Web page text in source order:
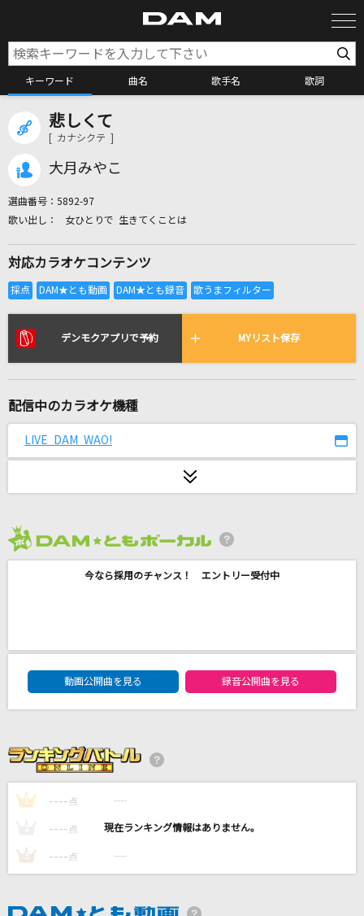
キーワード 曲名 歌手名 歌詞
全国りれき
リアルタイムで歌われている曲の一覧
ダウンタイム
足りないハートビート
bloodYhell.
ALICE(アリス)
星獣戦隊ギンガマン
[生音]すき
悲しくて
[ カナシクテ ]
大月みやこ
選曲番号： 5892-97
女ひとりで 生きてくことは
対応カラオケコンテンツ
デンモクアプリで予約 MYリスト保存
配信中のカラオケ機種
LIVE DAM WAO!
今なら採用のチャンス！ エントリー受付中
DAM★ともボーカルエントリーランキング
動画公開曲を見る
録音公開曲を見る
1 ---- 点 ----
---- 点 ----
3 ---- 点 ----